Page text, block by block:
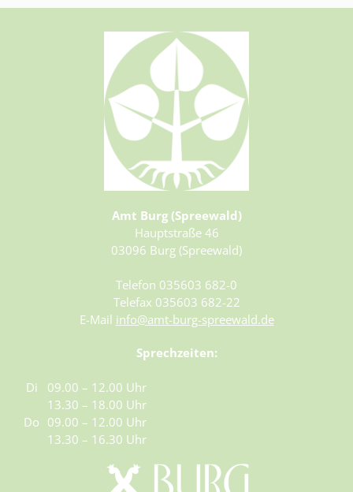
Amt Burg (Spreewald)
Hauptstraße 46
03096 Burg (Spreewald)
Telefon 035603 682-0
Telefax 035603 682-22
E-Mail info@amt-burg-spreewald.de
Sprechzeiten:
Di
09.00 – 12.00 Uhr
13.30 – 18.00 Uhr
Do 09.00 – 12.00 Uhr
13.30 – 16.30 Uhr